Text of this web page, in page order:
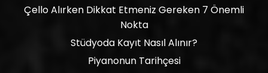
Çello Alırken Dikkat Etmeniz Gereken 7 Önemli
Nokta
Stüdyoda Kayıt Nasıl Alınır?
Piyanonun Tarihçesi